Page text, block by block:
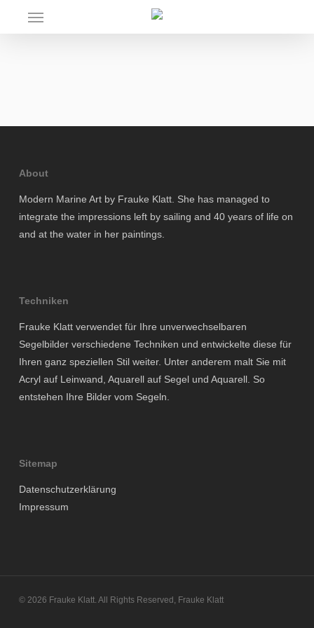
Menu
About
Modern Marine Art by Frauke Klatt. She has managed to
integrate the impressions left by sailing and 40 years of life on
and at the water in her paintings.
Techniken
Frauke Klatt verwendet für Ihre unverwechselbaren
Segelbilder verschiedene Techniken und entwickelte diese für
Ihren ganz speziellen Stil weiter. Unter anderem malt Sie mit
Acryl auf Leinwand, Aquarell auf Segel und Aquarell. So
entstehen Ihre Bilder vom Segeln.
Sitemap
Datenschutzerklärung
Impressum
© 2026 Frauke Klatt. All Rights Reserved, Frauke Klatt